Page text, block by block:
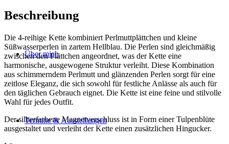
Über mich
Termine & Ausstellungen
Beschreibung
Die 4-reihige Kette kombiniert Perlmuttplättchen und kleine
Süßwasserperlen in zartem Hellblau. Die Perlen sind gleichmäßig
zwischen den Plättchen angeordnet, was der Kette eine
harmonische, ausgewogene Struktur verleiht. Diese Kombination
aus schimmerndem Perlmutt und glänzenden Perlen sorgt für eine
zeitlose Eleganz, die sich sowohl für festliche Anlässe als auch für
den täglichen Gebrauch eignet. Die Kette ist eine feine und stilvolle
Wahl für jedes Outfit.
Der silberfarbene Magnetverschluss ist in Form einer Tulpenblüte
ausgestaltet und verleiht der Kette einen zusätzlichen Hingucker.